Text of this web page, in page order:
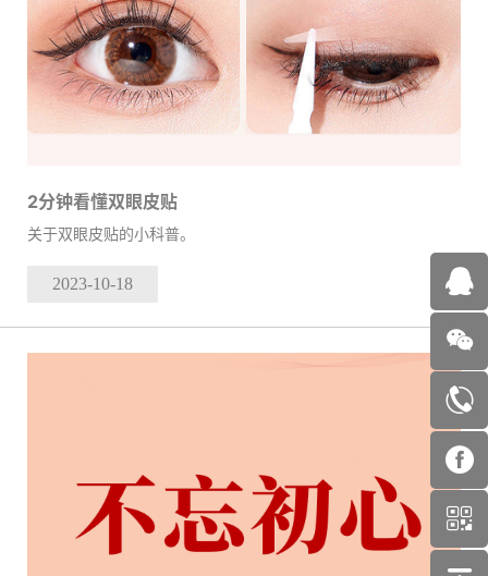
2分钟看懂双眼皮贴
关于双眼皮贴的小科普。
2023-10-18